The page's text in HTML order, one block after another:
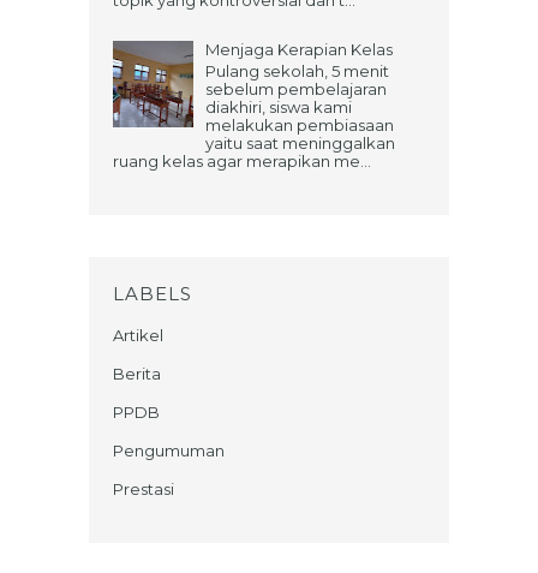
Menjaga Kerapian Kelas
Pulang sekolah, 5 menit
sebelum pembelajaran
diakhiri, siswa kami
melakukan pembiasaan
yaitu saat meninggalkan
ruang kelas agar merapikan me...
LABELS
Artikel
Berita
PPDB
Pengumuman
Prestasi